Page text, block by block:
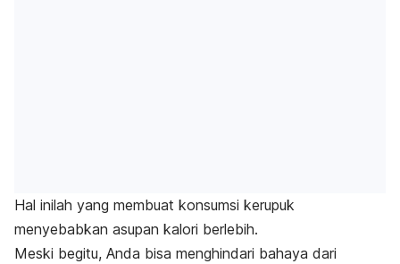
Hal inilah yang membuat konsumsi kerupuk
menyebabkan asupan kalori berlebih.
Meski begitu, Anda bisa menghindari bahaya dari